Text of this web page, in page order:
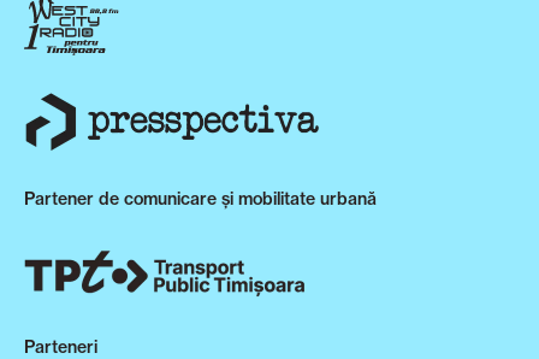
Partener de comunicare și mobilitate urbană
Parteneri